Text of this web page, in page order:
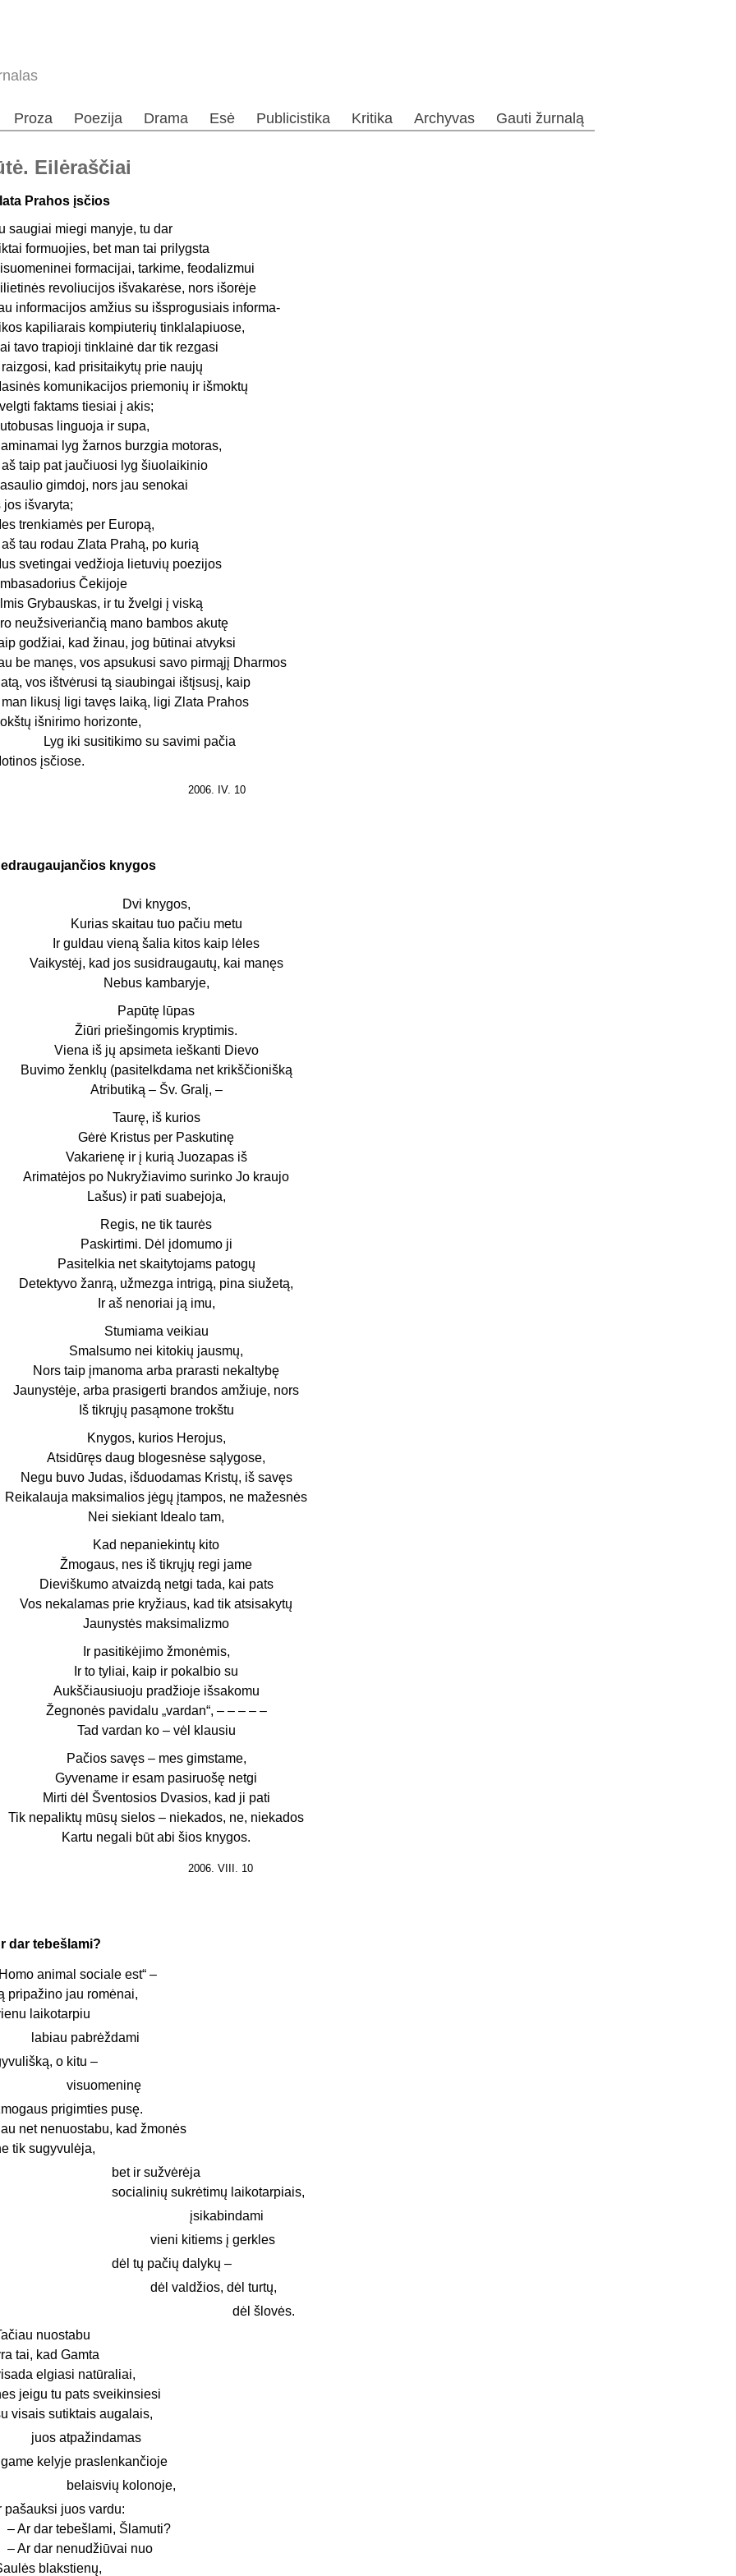
Proza Poezija Drama Esė Publicistika Kritika Archyvas Gauti žurnalą
Eilėraščiai
Prahos įsčios
saugiai miegi manyje, tu dar
formuojies, bet man tai prilygsta
formacijai, tarkime, feodalizmui
revoliucijos išvakarėse, nors išorėje
informacijos amžius su išsprogusiais informa-
kapiliarais kompiuterių tinklalapiuose,
tavo trapioji tinklainė dar tik rezgasi
raizgosi, kad prisitaikytų prie naujų
komunikacijos priemonių ir išmoktų
faktams tiesiai į akis;
linguoja ir supa,
lyg žarnos burzgia motoras,
aš taip pat jaučiuosi lyg šiuolaikinio
gimdoj, nors jau senokai
jos išvaryta;
trenkiamės per Europą,
aš tau rodau Zlata Prahą, po kurią
svetingai vedžioja lietuvių poezijos
Čekijoje
Grybauskas, ir tu žvelgi į viską
neužsiveriančią mano bambos akutę
godžiai, kad žinau, jog būtinai atvyksi
be manęs, vos apsukusi savo pirmąjį Dharmos
vos ištvėrusi tą siaubingai ištįsusį, kaip
man likusį ligi tavęs laiką, ligi Zlata Prahos
išnirimo horizonte,
iki susitikimo su savimi pačia
įsčiose.
2006. IV. 10
knygos
Dvi knygos,
Kurias skaitau tuo pačiu metu
Ir guldau vieną šalia kitos kaip lėles
Vaikystėj, kad jos susidraugautų, kai manęs
Nebus kambaryje,
Papūtę lūpas
Žiūri priešingomis kryptimis.
Viena iš jų apsimeta ieškanti Dievo
Buvimo ženklų (pasitelkdama net krikščionišką
Atributiką – Šv. Gralį, –
Taurę, iš kurios
Gėrė Kristus per Paskutinę
Vakarienę ir į kurią Juozapas iš
Arimatėjos po Nukryžiavimo surinko Jo kraujo
Lašus) ir pati suabejoja,
Regis, ne tik taurės
Paskirtimi. Dėl įdomumo ji
Pasitelkia net skaitytojams patogų
Detektyvo žanrą, užmezga intrigą, pina siužetą,
Ir aš nenoriai ją imu,
Stumiama veikiau
Smalsumo nei kitokių jausmų,
Nors taip įmanoma arba prarasti nekaltybę
Jaunystėje, arba prasigerti brandos amžiuje, nors
Iš tikrųjų pasąmone trokštu
Knygos, kurios Herojus,
Atsidūręs daug blogesnėse sąlygose,
Negu buvo Judas, išduodamas Kristų, iš savęs
Reikalauja maksimalios jėgų įtampos, ne mažesnės
Nei siekiant Idealo tam,
Kad nepaniekintų kito
Žmogaus, nes iš tikrųjų regi jame
Dieviškumo atvaizdą netgi tada, kai pats
Vos nekalamas prie kryžiaus, kad tik atsisakytų
Jaunystės maksimalizmo
Ir pasitikėjimo žmonėmis,
Ir to tyliai, kaip ir pokalbio su
Aukščiausiuoju pradžioje išsakomu
Žegnonės pavidalu „vardan“, – – – – –
Tad vardan ko – vėl klausiu
Pačios savęs – mes gimstame,
Gyvename ir esam pasiruošę netgi
Mirti dėl Šventosios Dvasios, kad ji pati
Tik nepaliktų mūsų sielos – niekados, ne, niekados
Kartu negali būt abi šios knygos.
2006. VIII. 10
dar tebešlami?
animal sociale est“ –
pripažino jau romėnai,
laikotarpiu
labiau pabrėždami
o kitu –
visuomeninę
prigimties pusę.
net nenuostabu, kad žmonės
tik sugyvulėja,
bet ir sužvėrėja
socialinių sukrėtimų laikotarpiais,
įsikabindami
vieni kitiems į gerkles
dėl tų pačių dalykų –
dėl valdžios, dėl turtų,
dėl šlovės.
nuostabu
tai, kad Gamta
elgiasi natūraliai,
jeigu tu pats sveikinsiesi
visais sutiktais augalais,
juos atpažindamas
kelyje praslenkančioje
belaisvių kolonoje,
pašauksi juos vardu:
– Ar dar tebešlami, Šlamuti?
– Ar dar nenudžiūvai nuo
blakstienų,